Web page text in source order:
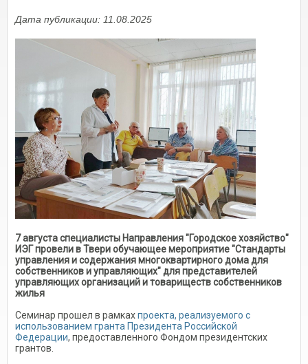
Дата публикации: 11.08.2025
7 августа специалисты Направления "Городское хозяйство"
ИЭГ провели в Твери обучающее мероприятие "Стандарты
управления и содержания многоквартирного дома для
собственников и управляющих" для представителей
управляющих организаций и товариществ собственников
жилья
Семинар прошел в рамкахпроекта, реализуемого с
использованием гранта Президента Российской
Федерации, предоставленного Фондом президентских
грантов.